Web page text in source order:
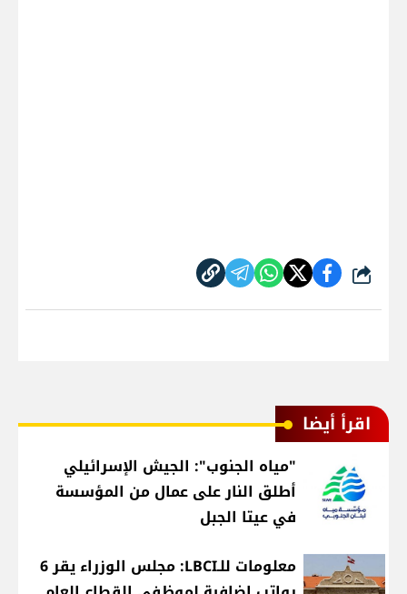
شارك
اقرأ أيضا
"مياه الجنوب": الجيش الإسرائيلي
أطلق النار على عمال من المؤسسة
في عيتا الجبل
معلومات للـLBCI: مجلس الوزراء يقر 6